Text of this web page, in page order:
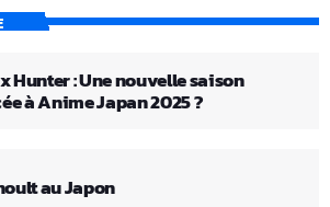
Hunter : Une nouvelle saison
à Anime Japan 2025 ?
au Japon